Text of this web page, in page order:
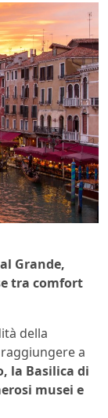
Grande,
tra comfort
della
a
la Basilica di
musei e